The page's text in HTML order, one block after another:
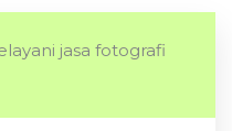
jasa fotografi